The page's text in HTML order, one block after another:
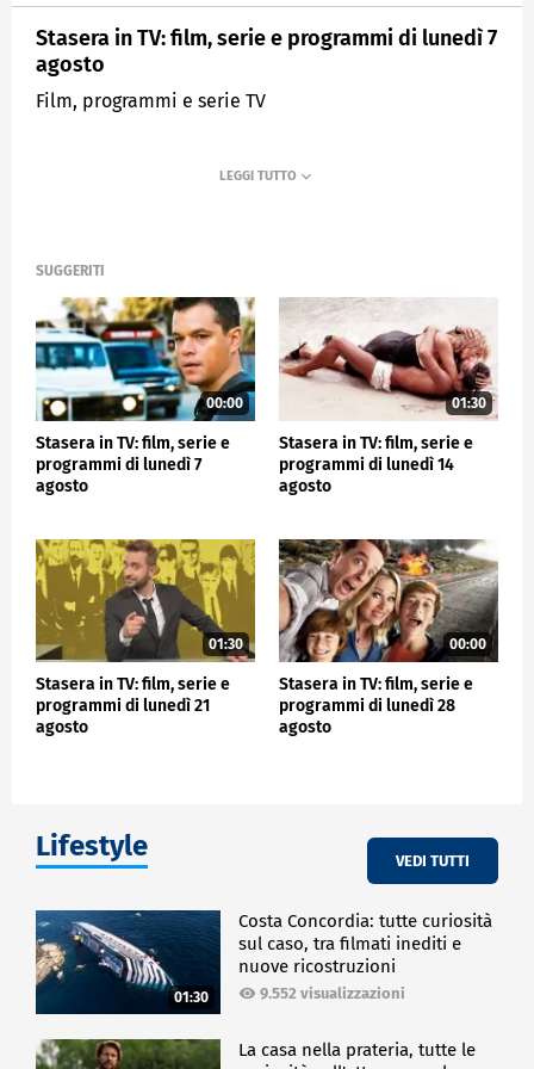
Stasera in TV: film, serie e programmi di lunedì 7
agosto
Film, programmi e serie TV
SUGGERITI
00:00
Stasera in TV: film, serie e
programmi di lunedì 7
agosto
01:30
Stasera in TV: film, serie e
programmi di lunedì 14
agosto
01:30
Stasera in TV: film, serie e
programmi di lunedì 21
agosto
00:00
Stasera in TV: film, serie e
programmi di lunedì 28
agosto
Lifestyle VEDI TUTTI
01:30
Costa Concordia: tutte curiosità
sul caso, tra filmati inediti e
nuove ricostruzioni
9.552 visualizzazioni
La casa nella prateria, tutte le